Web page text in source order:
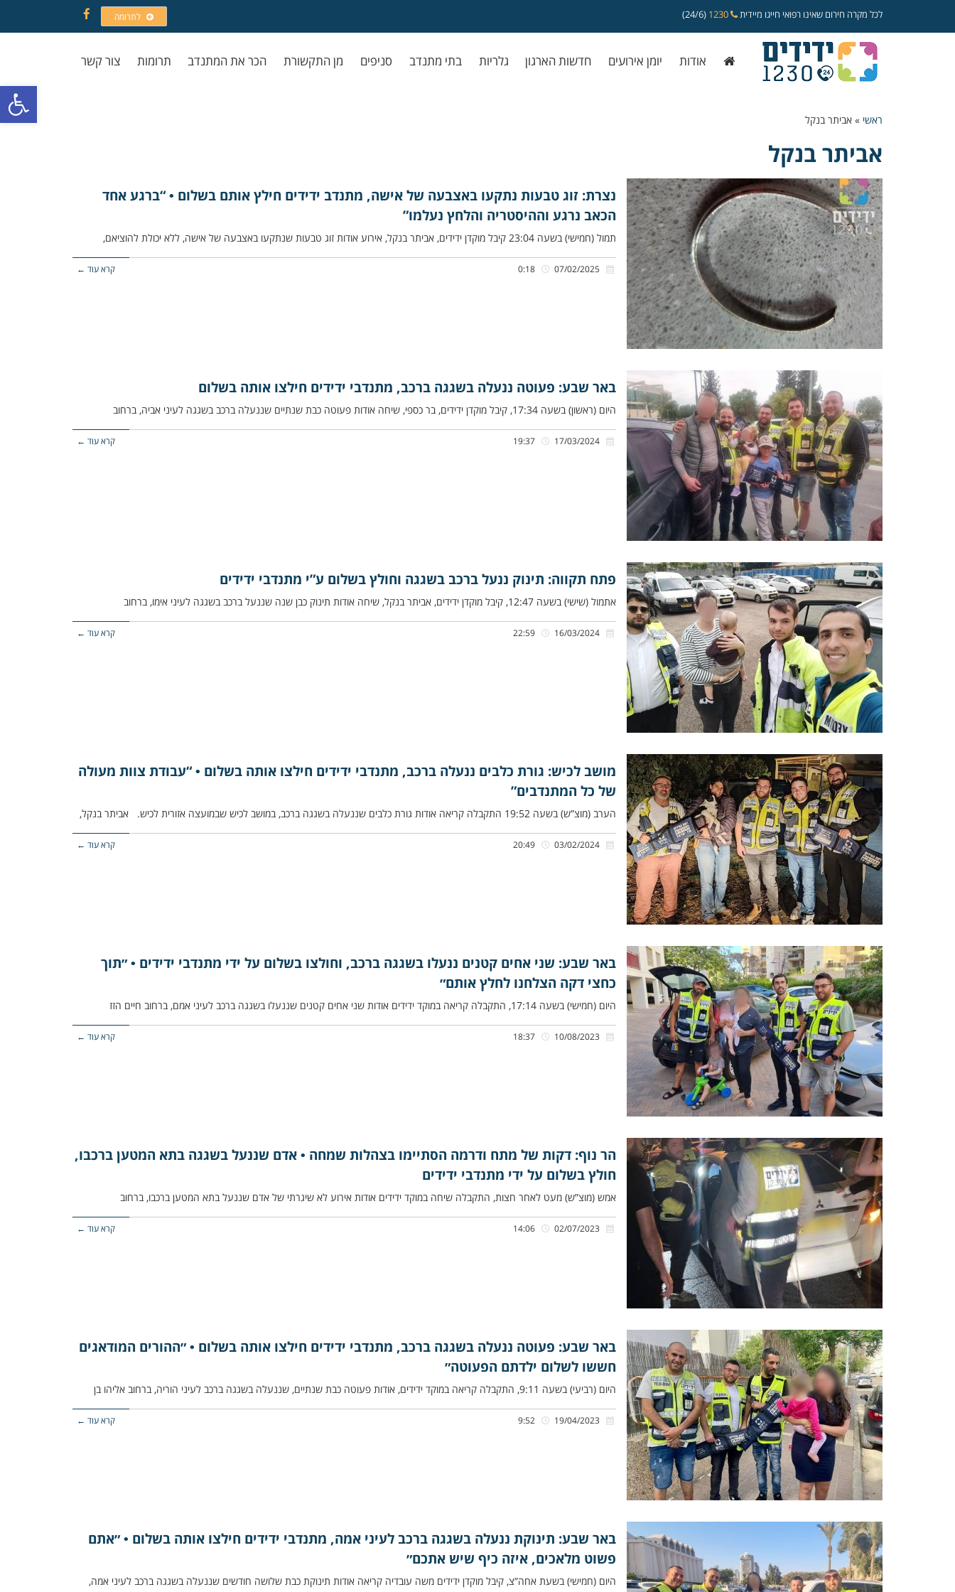
פתח
לכל מקרה חירום שאינו רפואי חייגו מיידית (24/6) לתרומה
Facebook
אודות יומן אירועים חדשות הארגון גלריות בתי מתנדב סניפים מן התקשורת הכר את המתנדב תרומות צור קשר
ראשי » אביתר בנקל
אביתר בנקל
נצרת: זוג טבעות נתקעו באצבעה של אישה, מתנדב ידידים חילץ אותם בשלום • “ברגע אחד
הכאב נרגע וההיסטריה והלחץ נעלמו”
תמול (חמישי) בשעה 23:04 קיבל מוקדן ידידים, אביתר בנקל, אירוע אודות זוג טבעות שנתקעו באצבעה של אישה, ללא יכולת להוציאם,
קרא עוד ←
באר שבע: פעוטה ננעלה בשגגה ברכב, מתנדבי ידידים חילצו אותה בשלום
היום (ראשון) בשעה 17:34, קיבל מוקדן ידידים, בר כספי, שיחה אודות פעוטה כבת שנתיים שננעלה ברכב בשגגה לעיני אביה, ברחוב
קרא עוד ←
פתח תקווה: תינוק ננעל ברכב בשגגה וחולץ בשלום ע”י מתנדבי ידידים
אתמול (שישי) בשעה 12:47, קיבל מוקדן ידידים, אביתר בנקל, שיחה אודות תינוק כבן שנה שננעל ברכב בשגגה לעיני אימו, ברחוב
קרא עוד ←
מושב לכיש: גורת כלבים ננעלה ברכב, מתנדבי ידידים חילצו אותה בשלום • “עבודת צוות מעולה
של כל המתנדבים”
הערב (מוצ”ש) בשעה 19:52 התקבלה קריאה אודות גורת כלבים שננעלה בשגגה ברכב, במושב לכיש שבמועצה אזורית לכיש. אביתר בנקל,
קרא עוד ←
באר שבע: שני אחים קטנים ננעלו בשגגה ברכב, וחולצו בשלום על ידי מתנדבי ידידים • ״תוך
כחצי דקה הצלחנו לחלץ אותם״
היום (חמישי) בשעה 17:14, התקבלה קריאה במוקד ידידים אודות שני אחים קטנים שננעלו בשגגה ברכב לעיני אמם, ברחוב חיים הזז
קרא עוד ←
הר נוף: דקות של מתח ודרמה הסתיימו בצהלות שמחה • אדם שננעל בשגגה בתא המטען ברכבו,
חולץ בשלום על ידי מתנדבי ידידים
אמש (מוצ”ש) מעט לאחר חצות, התקבלה שיחה במוקד ידידים אודות אירוע לא שיגרתי של אדם שננעל בתא המטען ברכבו, ברחוב
קרא עוד ←
באר שבע: פעוטה ננעלה בשגגה ברכב, מתנדבי ידידים חילצו אותה בשלום • ״ההורים המודאגים
חששו לשלום ילדתם הפעוטה״
היום (רביעי) בשעה 9:11, התקבלה קריאה במוקד ידידים, אודות פעוטה כבת שנתיים, שננעלה בשגגה ברכב לעיני הוריה, ברחוב אליהו בן
קרא עוד ←
באר שבע: תינוקת ננעלה בשגגה ברכב לעיני אמה, מתנדבי ידידים חילצו אותה בשלום • ״אתם
פשוט מלאכים, איזה כיף שיש אתכם״
היום (חמישי) בשעת אחה”צ, קיבל מוקדן ידידים משה עובדיה קריאה אודות תינוקת כבת שלושה חודשים שננעלה בשגגה ברכב לעיני אמה,